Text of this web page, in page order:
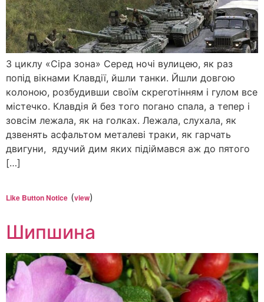
З циклу «Сіра зона» Серед ночі вулицею, як раз
попід вікнами Клавдії, йшли танки. Йшли довгою
колоною, розбудивши своїм скреготінням і гулом все
містечко. Клавдія й без того погано спала, а тепер і
зовсім лежала, як на голках. Лежала, слухала, як
дзвенять асфальтом металеві траки, як гарчать
двигуни, ядучий дим яких підіймався аж до пятого
[…]
Like Button Notice (view)
Шипшина